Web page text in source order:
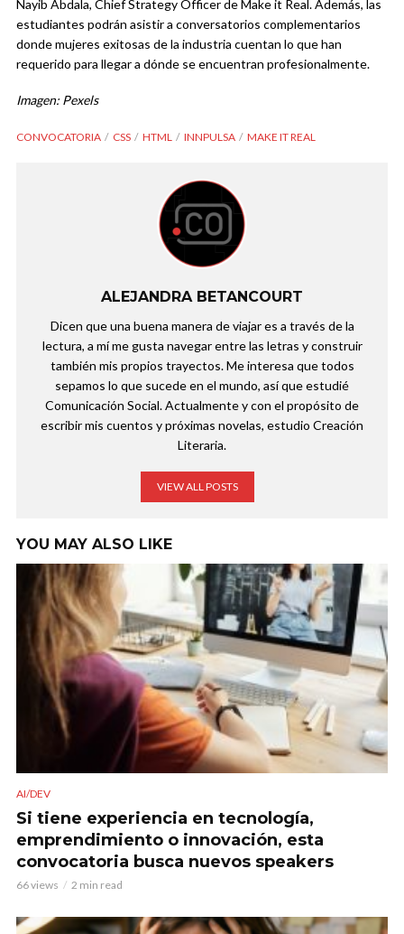
Nayib Abdala, Chief Strategy Officer de Make it Real. Además, las
estudiantes podrán asistir a conversatorios complementarios
donde mujeres exitosas de la industria cuentan lo que han
requerido para llegar a dónde se encuentran profesionalmente.
Imagen: Pexels
CONVOCATORIA CSS HTML INNPULSA MAKE IT REAL
ALEJANDRA BETANCOURT
Dicen que una buena manera de viajar es a través de la
lectura, a mí me gusta navegar entre las letras y construir
también mis propios trayectos. Me interesa que todos
sepamos lo que sucede en el mundo, así que estudié
Comunicación Social. Actualmente y con el propósito de
escribir mis cuentos y próximas novelas, estudio Creación
Literaria.
VIEW ALL POSTS
YOU MAY ALSO LIKE
AI/DEV
Si tiene experiencia en tecnología,
emprendimiento o innovación, esta
convocatoria busca nuevos speakers
66 views 2 min read